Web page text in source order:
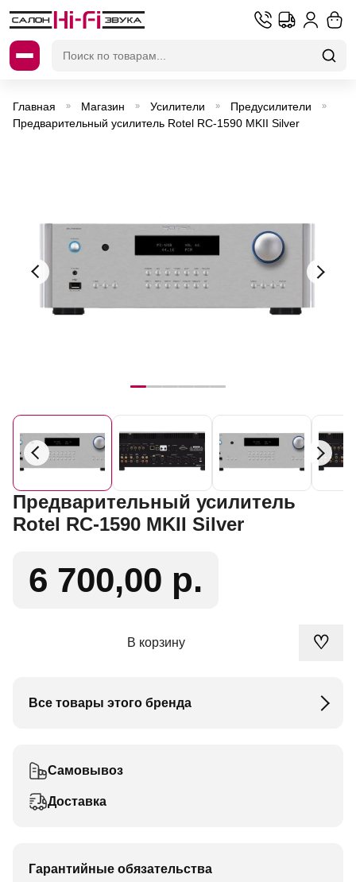
Главная » Магазин » Усилители » Предусилители »
Предварительный усилитель Rotel RC-1590 MKII Silver
Предварительный усилитель
Rotel RC-1590 MKII Silver
6 700,00 р.
В корзину ♡
Все товары этого бренда
Самовывоз
Доставка
Гарантийные обязательства